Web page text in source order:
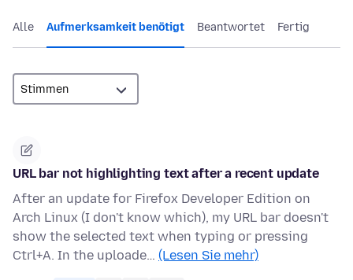
Alle Aufmerksamkeit benötigt Beantwortet Fertig
URL bar not highlighting text after a recent update
After an update for Firefox Developer Edition on
Arch Linux (I don't know which), my URL bar doesn't
show the selected text when typing or pressing
Ctrl+A. In the uploade… (Lesen Sie mehr)